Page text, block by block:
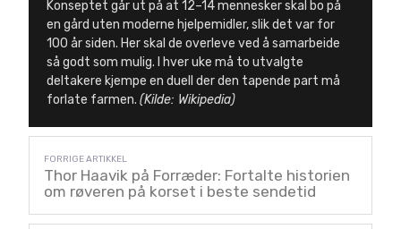
Konseptet går ut på at 12–14 mennesker skal bo på
en gård uten moderne hjelpemidler, slik det var for
100 år siden. Her skal de overleve ved å samarbeide
så godt som mulig. I hver uke må to utvalgte
deltakere kjempe en duell der den tapende part må
forlate farmen. (Kilde: Wikipedia)
Thor Haavik på Forræder: Fortalte historien
om røveren på korset i beste sendetid